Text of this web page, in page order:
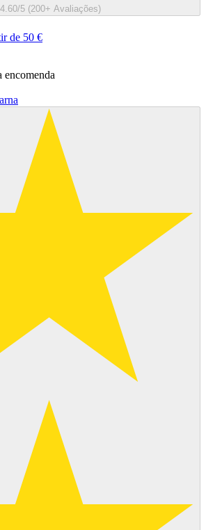
4.60/5 (200+ Avaliações)
de 50 €
encomenda